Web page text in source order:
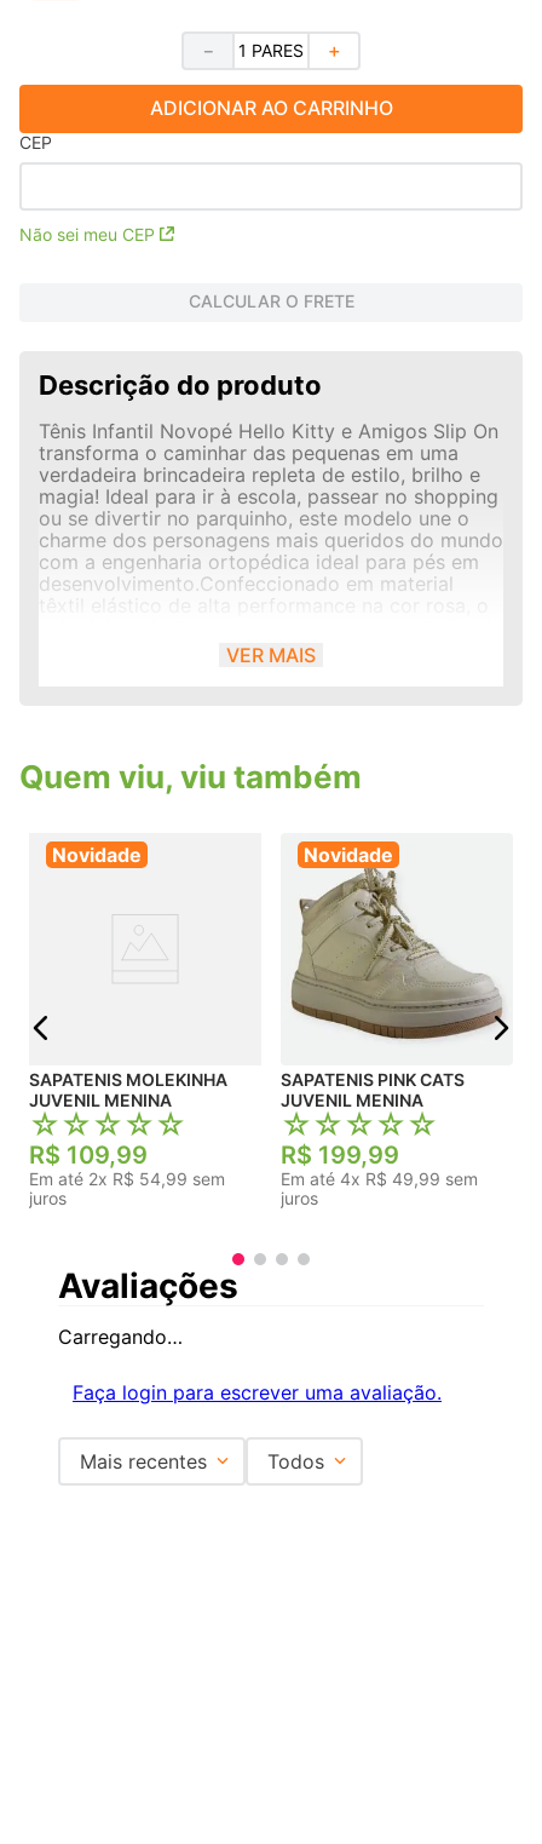
＋
－
ADICIONAR AO CARRINHO
CEP
Não sei meu CEP
CALCULAR O FRETE
Descrição do produto
Tênis Infantil Novopé Hello Kitty e Amigos Slip On
transforma o caminhar das pequenas em uma
verdadeira brincadeira repleta de estilo, brilho e
magia! Ideal para ir à escola, passear no shopping
ou se divertir no parquinho, este modelo une o
charme dos personagens mais queridos do mundo
com a engenharia ortopédica ideal para pés em
desenvolvimento.Confeccionado em material
têxtil elástico de alta performance na cor rosa, o
com a turminha completa da Hello Kitty. A lateral
ganha texturas charmosas em traços brancos
VER MAIS
Quem viu, viu também
Novidade
SAPATENIS MOLEKINHA
JUVENIL MENINA
☆☆☆☆☆
R$ 109,99
Em até 2x R$ 54,99 sem
juros
Novidade
SAPATENIS PINK CATS
JUVENIL MENINA
☆☆☆☆☆
R$ 199,99
Em até 4x R$ 49,99 sem
juros
Avaliações
Carregando…
Faça login para escrever uma avaliação.
Mais recentes Todos